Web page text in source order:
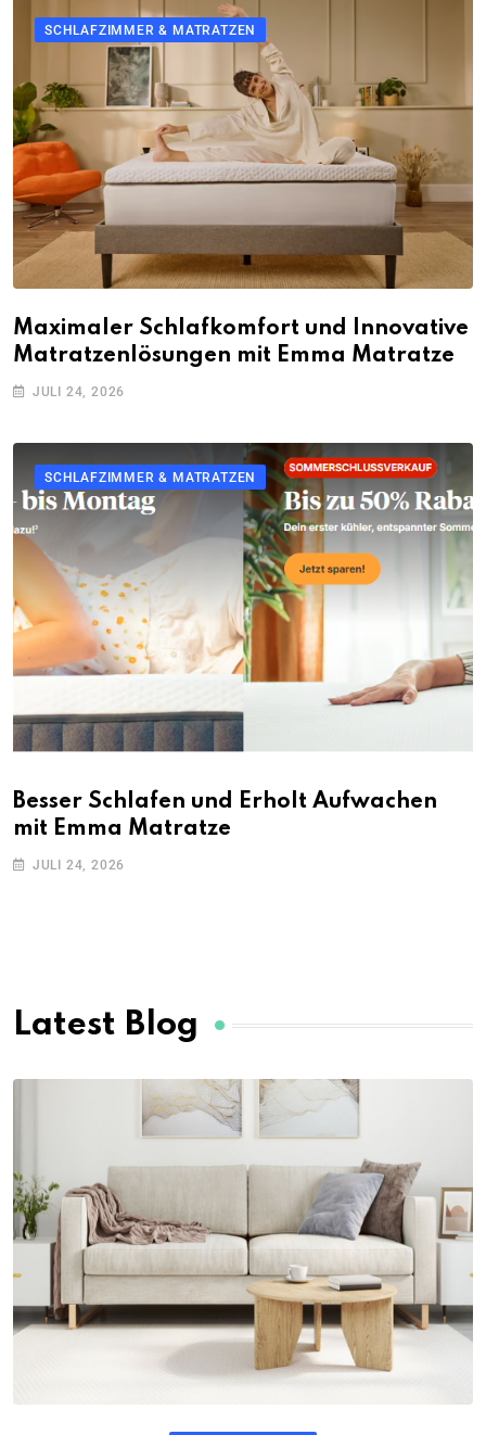
SCHLAFZIMMER & MATRATZEN
Maximaler Schlafkomfort und Innovative
Matratzenlösungen mit Emma Matratze
JULI 24, 2026
SCHLAFZIMMER & MATRATZEN
Besser Schlafen und Erholt Aufwachen
mit Emma Matratze
JULI 24, 2026